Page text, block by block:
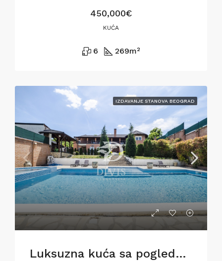
450,000€
KUĆA
6 269m²
IZDAVANJE STANOVA BEOGRAD
Luksuzna kuća sa pogledom na Dunav, 720m2